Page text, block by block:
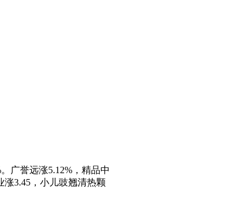
广誉远涨5.12%，精品中
3.45，小儿豉翘清热颗